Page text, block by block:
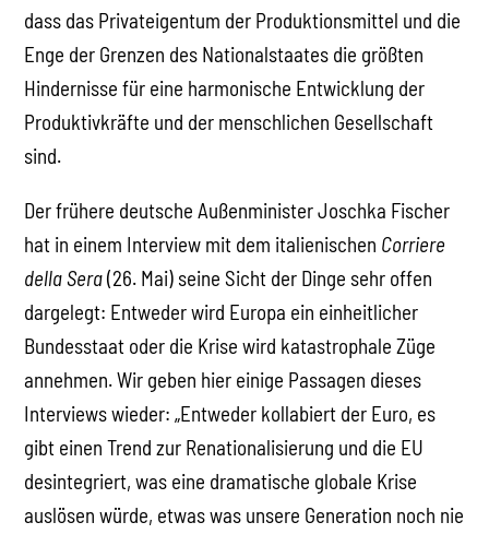
dass das Privateigentum der Produktionsmittel und die
Enge der Grenzen des Nationalstaates die größten
Hindernisse für eine harmonische Entwicklung der
Produktivkräfte und der menschlichen Gesellschaft
sind.
Der frühere deutsche Außenminister Joschka Fischer
hat in einem Interview mit dem italienischen Corriere
della Sera(26. Mai) seine Sicht der Dinge sehr offen
dargelegt: Entweder wird Europa ein einheitlicher
Bundesstaat oder die Krise wird katastrophale Züge
annehmen. Wir geben hier einige Passagen dieses
Interviews wieder: „Entweder kollabiert der Euro, es
gibt einen Trend zur Renationalisierung und die EU
desintegriert, was eine dramatische globale Krise
auslösen würde, etwas was unsere Generation noch nie